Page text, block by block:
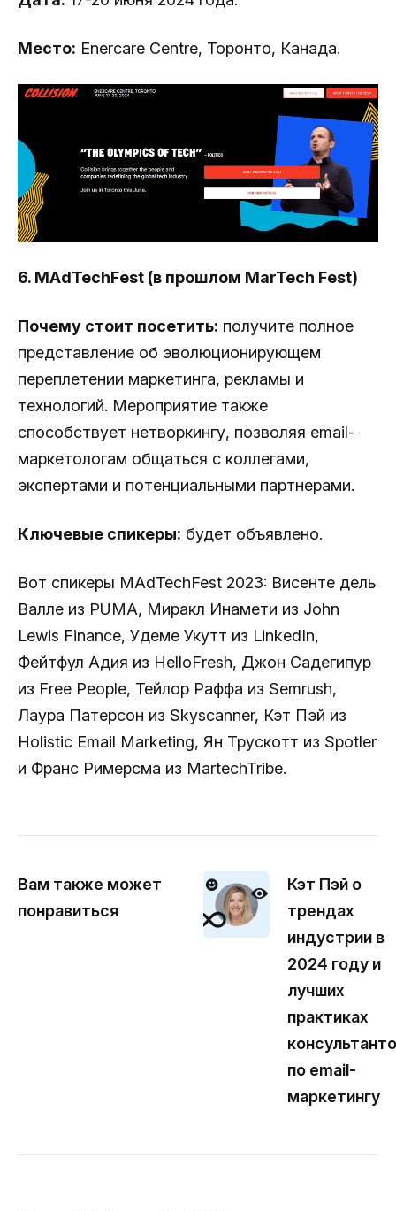
Место: Enercare Centre, Торонто, Канада.
6. MAdTechFest (в прошлом MarTech Fest)
Почему стоит посетить: получите полное
представление об эволюционирующем
переплетении маркетинга, рекламы и
технологий. Мероприятие также
способствует нетворкингу, позволяя email-
маркетологам общаться с коллегами,
экспертами и потенциальными партнерами.
Ключевые спикеры: будет объявлено.
Вот спикеры MAdTechFest 2023: Висенте дель
Валле из PUMA, Миракл Инамети из John
Lewis Finance, Удеме Укутт из LinkedIn,
Фейтфул Адия из HelloFresh, Джон Садегипур
из Free People, Тейлор Раффа из Semrush,
Лаура Патерсон из Skyscanner, Кэт Пэй из
Holistic Email Marketing, Ян Трускотт из Spotler
и Франс Римерсма из MartechTribe.
Вам также может
понравиться
Кэт Пэй о
трендах
индустрии в
2024 году и
лучших
практиках
по email-
маркетингу